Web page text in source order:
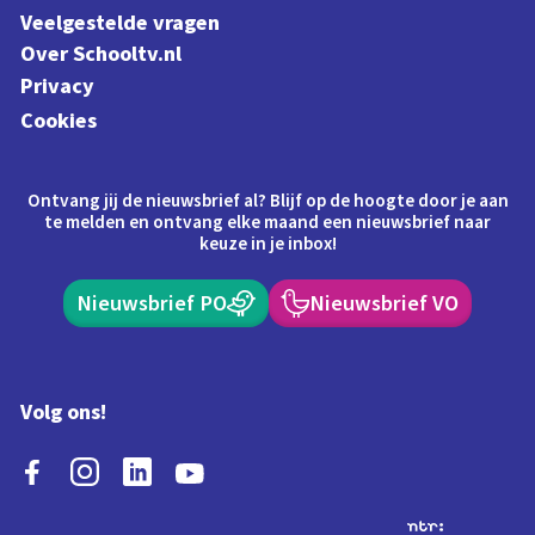
Veelgestelde vragen
Over Schooltv.nl
Privacy
Cookies
Ontvang jij de nieuwsbrief al? Blijf op de hoogte door je aan
te melden en ontvang elke maand een nieuwsbrief naar
keuze in je inbox!
Nieuwsbrief PO Nieuwsbrief VO
Volg ons!